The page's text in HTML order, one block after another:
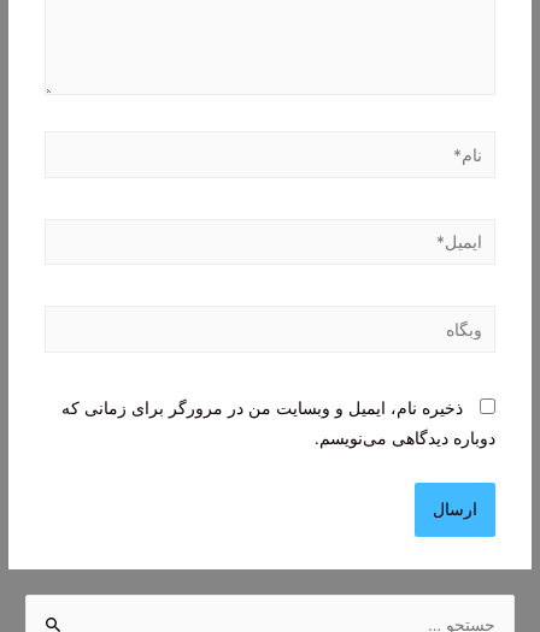
نام*
ایمیل*
وبگاه
ذخیره نام، ایمیل و وبسایت من در مرورگر برای زمانی که
دوباره دیدگاهی می‌نویسم.